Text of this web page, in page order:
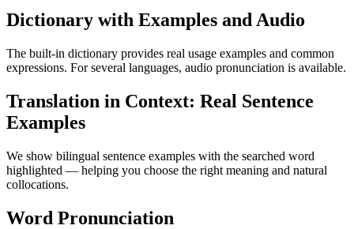
Dictionary with Examples and Audio
The built-in dictionary provides real usage examples and common
expressions. For several languages, audio pronunciation is available.
Translation in Context: Real Sentence
Examples
We show bilingual sentence examples with the searched word
highlighted — helping you choose the right meaning and natural
collocations.
Word Pronunciation